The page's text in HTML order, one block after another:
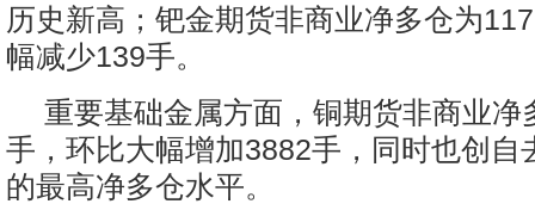
历史新高；钯金期货非商业净多仓为
幅减少139手。
重要基础金属方面，铜期货非商业净
手，环比大幅增加3882手，同时也创自
的最高净多仓水平。